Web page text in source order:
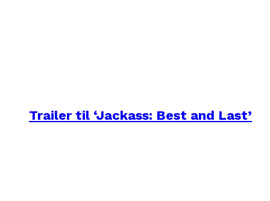
Trailer til ‘Jackass: Best and Last’